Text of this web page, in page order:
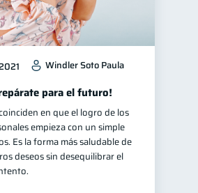
Windler Soto Paula
para el futuro!
en que el logro de los
empieza con un simple
Es la forma más saludable de
deseos sin desequilibrar el